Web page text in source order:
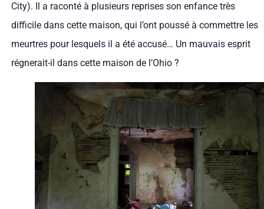
City). Il a raconté à plusieurs reprises son enfance très
difficile dans cette maison, qui l’ont poussé à commettre les
meurtres pour lesquels il a été accusé… Un mauvais esprit
régnerait-il dans cette maison de l’Ohio ?